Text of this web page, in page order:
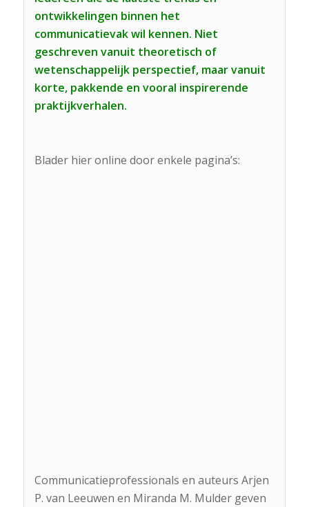
ontwikkelingen binnen het
communicatievak wil kennen. Niet
geschreven vanuit theoretisch of
wetenschappelijk perspectief, maar vanuit
korte, pakkende en vooral inspirerende
praktijkverhalen.
Blader hier online door enkele pagina’s:
Communicatieprofessionals en auteurs Arjen
P. van Leeuwen en Miranda M. Mulder geven